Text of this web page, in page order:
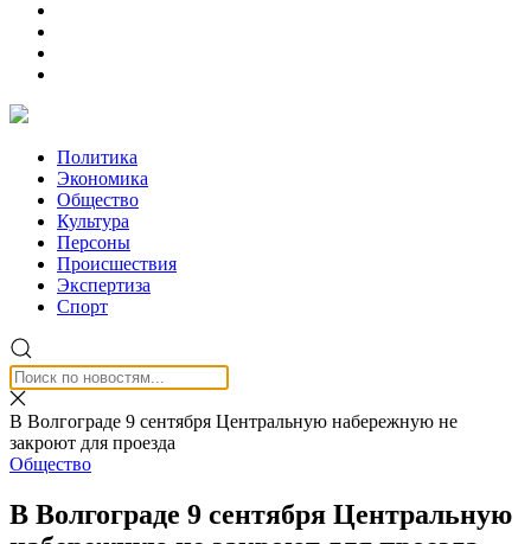
Политика
Экономика
Общество
Культура
Персоны
Происшествия
Экспертиза
Спорт
В Волгограде 9 сентября Центральную набережную не
закроют для проезда
Общество
В Волгограде 9 сентября Центральную